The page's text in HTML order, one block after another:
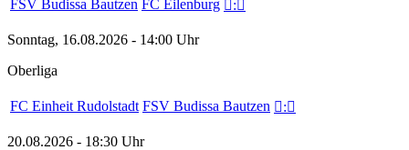
FSV Budissa Bautzen FC Eilenburg :
Sonntag, 16.08.2026 - 14:00 Uhr
Oberliga
FC Einheit Rudolstadt FSV Budissa Bautzen :
20.08.2026 - 18:30 Uhr